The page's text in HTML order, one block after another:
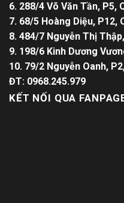
6. 288/4 Võ Văn Tần, P5,
7. 68/5 Hoàng Diệu, P12,
8. 484/7 Nguyễn Thị
9. 198/6 Kinh Dương
10. 79/2 Nguyễn Oanh,
ĐT: 0968.245.979
KẾT NỐI QUA